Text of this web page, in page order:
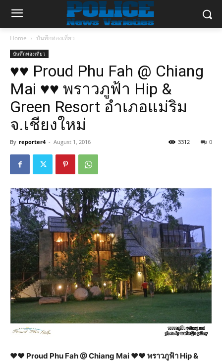
Home บันทึกท่องเที่ยว
บันทึกท่องเที่ยว
♥♥ Proud Phu Fah @ Chiang
Mai ♥♥ พราวภูฟ้า Hip &
Green Resort อำเภอแม่ริม
จ.เชียงใหม่
By reporter4 - August 1, 2016 0
3312
♥♥ Proud Phu Fah @ Chiang Mai ♥♥ พราวภูฟ้า Hip &